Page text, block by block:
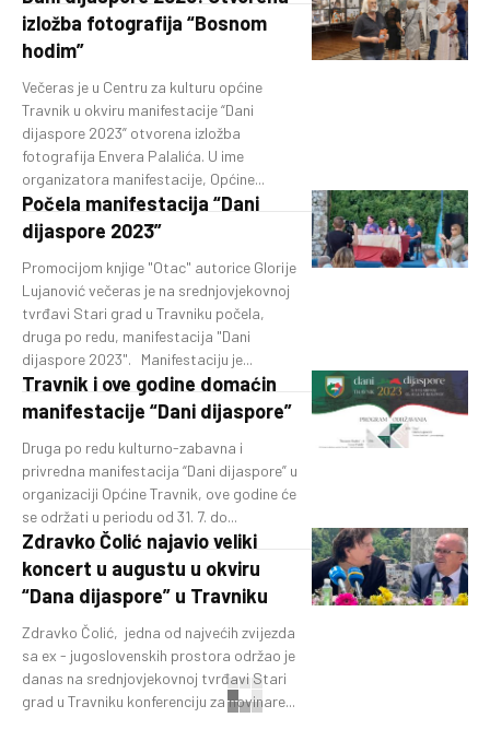
izložba fotografija “Bosnom
hodim”
Večeras je u Centru za kulturu općine
Travnik u okviru manifestacije “Dani
dijaspore 2023” otvorena izložba
fotografija Envera Palalića. U ime
organizatora manifestacije, Općine...
Počela manifestacija “Dani
dijaspore 2023”
Promocijom knjige "Otac" autorice Glorije
Lujanović večeras je na srednjovjekovnoj
tvrđavi Stari grad u Travniku počela,
druga po redu, manifestacija "Dani
dijaspore 2023". Manifestaciju je...
Travnik i ove godine domaćin
manifestacije “Dani dijaspore”
Druga po redu kulturno-zabavna i
privredna manifestacija “Dani dijaspore” u
organizaciji Općine Travnik, ove godine će
se održati u periodu od 31. 7. do...
Zdravko Čolić najavio veliki
koncert u augustu u okviru
“Dana dijaspore” u Travniku
Zdravko Čolić, jedna od najvećih zvijezda
sa ex - jugoslovenskih prostora održao je
danas na srednjovjekovnoj tvrđavi Stari
grad u Travniku konferenciju za novinare...